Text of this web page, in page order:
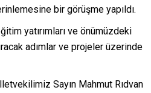
bir görüşme yapıldı.
yatırımları ve önümüzdeki
adımlar ve projeler üzerinde
Sayın Mahmut Rıdvan